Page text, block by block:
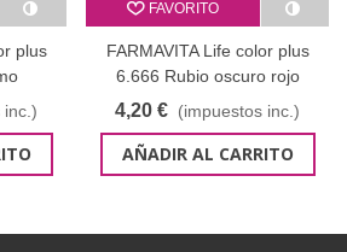
plus
100
inc.)
FAVORITO
FARMAVITA Life color plus
6.666 Rubio oscuro rojo
intenso
4,20 € (impuestos inc.)
AÑADIR AL CARRITO